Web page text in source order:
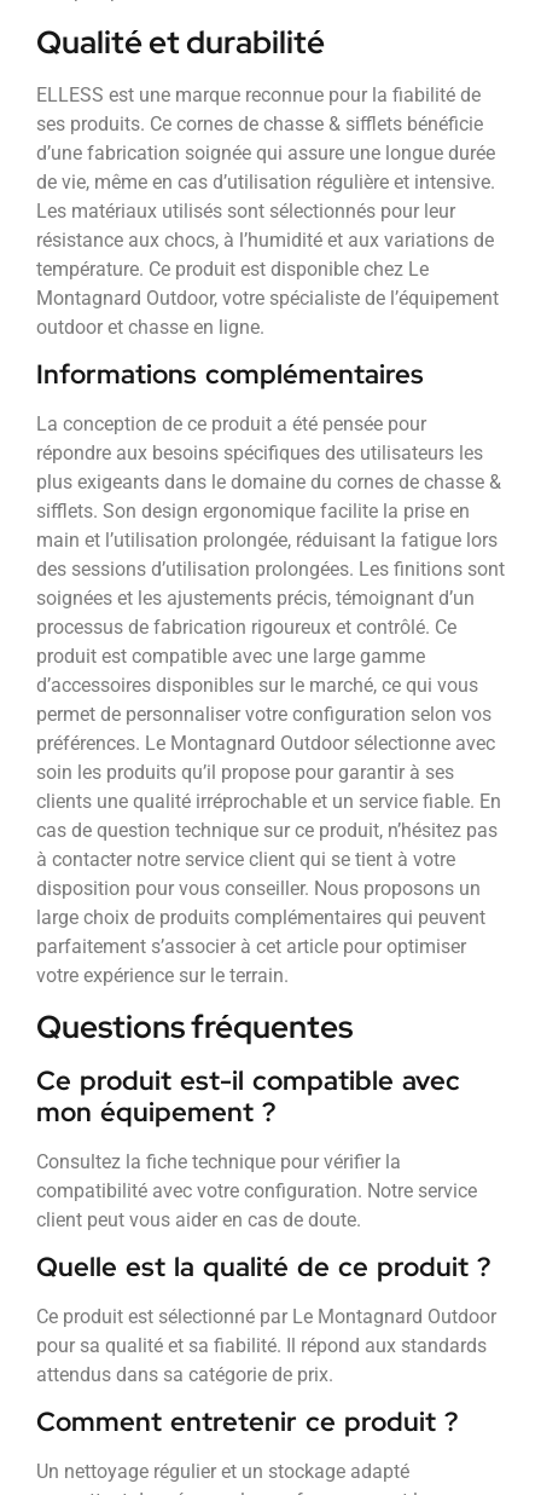
Qualité et durabilité
ELLESS est une marque reconnue pour la fiabilité de
ses produits. Ce cornes de chasse & sifflets bénéficie
d’une fabrication soignée qui assure une longue durée
de vie, même en cas d’utilisation régulière et intensive.
Les matériaux utilisés sont sélectionnés pour leur
résistance aux chocs, à l’humidité et aux variations de
température. Ce produit est disponible chez Le
Montagnard Outdoor, votre spécialiste de l’équipement
outdoor et chasse en ligne.
Informations complémentaires
La conception de ce produit a été pensée pour
répondre aux besoins spécifiques des utilisateurs les
plus exigeants dans le domaine du cornes de chasse &
sifflets. Son design ergonomique facilite la prise en
main et l’utilisation prolongée, réduisant la fatigue lors
des sessions d’utilisation prolongées. Les finitions sont
soignées et les ajustements précis, témoignant d’un
processus de fabrication rigoureux et contrôlé. Ce
produit est compatible avec une large gamme
d’accessoires disponibles sur le marché, ce qui vous
permet de personnaliser votre configuration selon vos
préférences. Le Montagnard Outdoor sélectionne avec
soin les produits qu’il propose pour garantir à ses
clients une qualité irréprochable et un service fiable. En
cas de question technique sur ce produit, n’hésitez pas
à contacter notre service client qui se tient à votre
disposition pour vous conseiller. Nous proposons un
large choix de produits complémentaires qui peuvent
parfaitement s’associer à cet article pour optimiser
votre expérience sur le terrain.
Questions fréquentes
Ce produit est-il compatible avec
mon équipement ?
Consultez la fiche technique pour vérifier la
compatibilité avec votre configuration. Notre service
client peut vous aider en cas de doute.
Quelle est la qualité de ce produit ?
Ce produit est sélectionné par Le Montagnard Outdoor
pour sa qualité et sa fiabilité. Il répond aux standards
attendus dans sa catégorie de prix.
Comment entretenir ce produit ?
Un nettoyage régulier et un stockage adapté